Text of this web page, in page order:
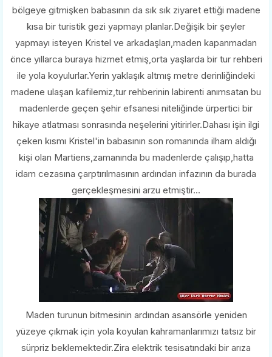
bölgeye gitmişken babasının da sık sık ziyaret ettiği madene
kısa bir turistik gezi yapmayı planlar.Değişik bir şeyler
yapmayı isteyen Kristel ve arkadaşları,maden kapanmadan
önce yıllarca buraya hizmet etmiş,orta yaşlarda bir tur rehberi
ile yola koyulurlar.Yerin yaklaşık altmış metre derinliğindeki
madene ulaşan kafilemiz,tur rehberinin labirenti anımsatan bu
madenlerde geçen şehir efsanesi niteliğinde ürpertici bir
hikaye atlatması sonrasında neşelerini yitirirler.Dahası işin ilgi
çeken kısmı Kristel'in babasının son romanında ilham aldığı
kişi olan Martiens,zamanında bu madenlerde çalışıp,hatta
idam cezasına çarptırılmasının ardından infazının da burada
gerçekleşmesini arzu etmiştir...
Maden turunun bitmesinin ardından asansörle yeniden
yüzeye çıkmak için yola koyulan kahramanlarımızı tatsız bir
sürpriz beklemektedir.Zira elektrik tesisatındaki bir arıza